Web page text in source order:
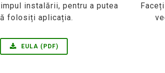
instalării, pentru a putea
folosiți aplicația.
EULA (PDF)